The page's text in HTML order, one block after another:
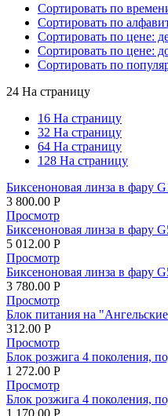
Сортировать по
Сортировать по
Сортировать по цене:
Сортировать по цене:
Сортировать по
24 На страницу
16 На страницу
32 На страницу
64 На страницу
128 На страницу
Биксеноновая линза в фару
3 800.00 Р
Просмотр
Биксеноновая линза в фару
5 012.00 Р
Просмотр
Биксеноновая линза в фару
3 780.00 Р
Просмотр
Блок питания на
312.00 Р
Просмотр
Блок розжига 4 поколения,
1 272.00 Р
Просмотр
Блок розжига 4 поколения,
1 170.00 Р